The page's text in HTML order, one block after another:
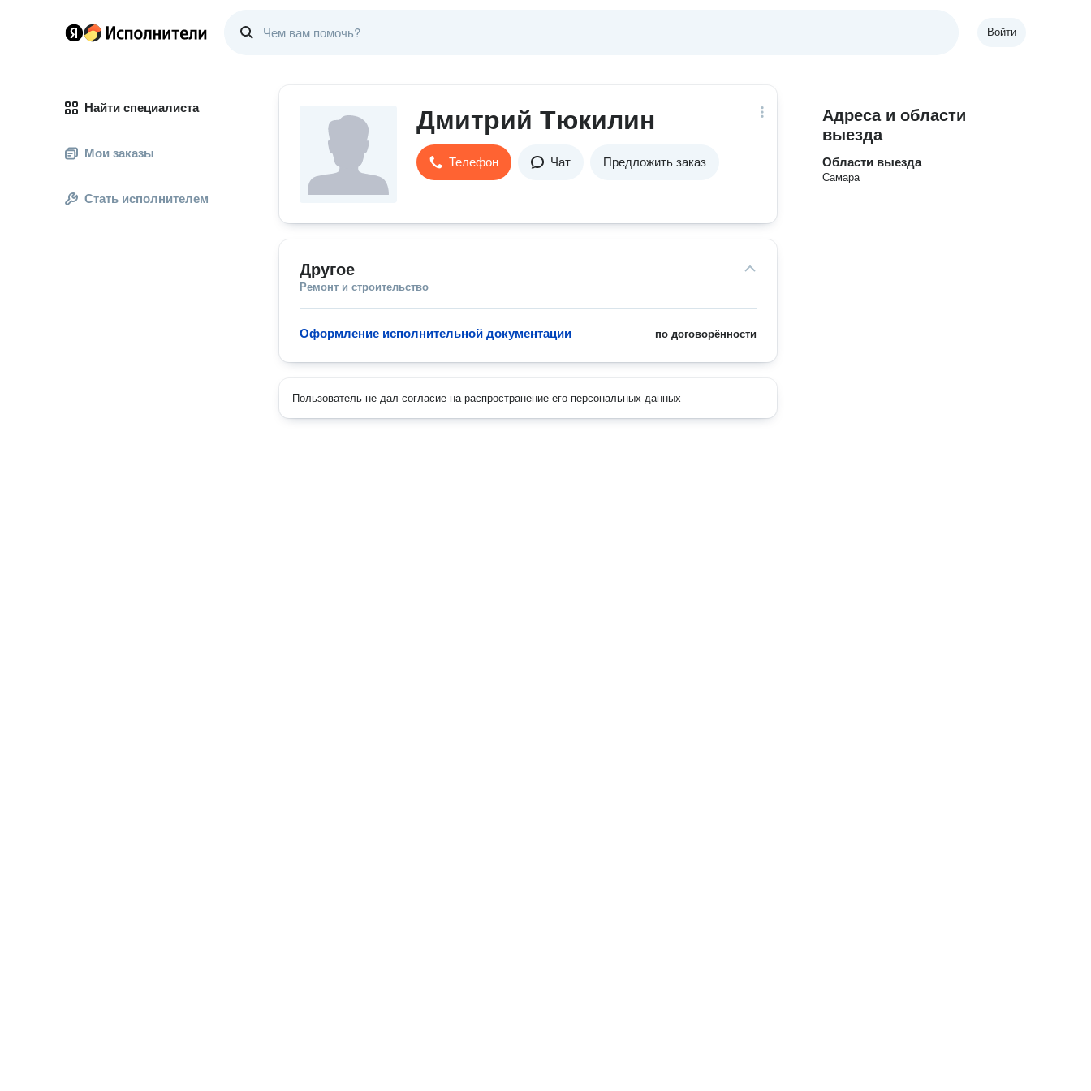
Войти
Найти специалиста
Мои заказы
Стать исполнителем
Дмитрий Тюкилин
Телефон Чат Предложить заказ
Другое
Ремонт и строительство
по договорённости
Оформление исполнительной документации
Пользователь не дал согласие на распространение его персональных данных
Адреса и области
выезда
Области выезда
Самара